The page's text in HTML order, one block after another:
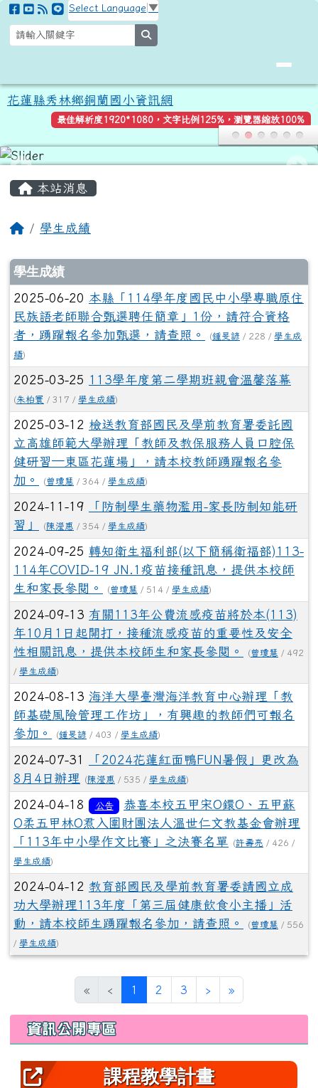
跳至主內容區
花蓮縣秀林鄉銅蘭國小資訊網
Select Language ▼
花蓮縣秀林鄉銅蘭國小資訊網
最佳解析度1920*1080，文字比例125%，瀏覽器縮放100%
本站消息
回首頁
學生成績
文章列表
學生成績
2025-06-20 本縣「114學年度國民中小學專職原住
民族語老師聯合甄選聘任簡章」1份，請符合資格
者，踴躍報名參加甄選，請查照。
(鍾旻諺 / 228 / 學生成
績)
2025-03-25 113學年度第二學期班親會溫馨落幕
(朱柏寰 / 317 / 學生成績)
2025-03-12 檢送教育部國民及學前教育署委託國
立高雄師範大學辦理「教師及教保服務人員口腔保
健研習─東區花蓮場」，請本校教師踴躍報名參
加。
(曾瓊慧 / 364 / 學生成績)
2024-11-19
「防制學生藥物濫用-家長防制知能研
習」
(陳瀅惠 / 354 / 學生成績)
2024-09-25 轉知衛生福利部(以下簡稱衛福部)113-
114年COVID-19 JN.1疫苗接種訊息，提供本校師
生和家長參閱。
(曾瓊慧 / 514 / 學生成績)
2024-09-13 有關113年公費流感疫苗將於本(113)
年10月1日起開打，接種流感疫苗的重要性及安全
性相關訊息，提供本校師生和家長參閱。
(曾瓊慧 / 492
/ 學生成績)
2024-08-13 海洋大學臺灣海洋教育中心辦理「教
師基礎風險管理工作坊」，有興趣的教師們可報名
參加。
(鍾旻諺 / 403 / 學生成績)
2024-07-31
「2024花蓮紅面鴨FUN暑假」更改為
8月4日辦理
(陳瀅惠 / 535 / 學生成績)
2024-04-18 公告
恭喜本校五甲宋O鐶O、五甲蘇
O柔五甲林O焄入圍財團法人溫世仁文教基金會辦理
「113年中小學作文比賽」之決賽名單
(許壽亮 / 426 /
學生成績)
2024-04-12 教育部國民及學前教育署委請國立成
功大學辦理113年度「第三屆健康飲食小主播」活
動，請本校師生踴躍報名參加，請查照。
(曾瓊慧 / 556
/ 學生成績)
« ‹ 1 (目前頁次)
2 3 ›下一頁
»最後頁
左邊區域內容
資訊公開專區
課程教學計畫